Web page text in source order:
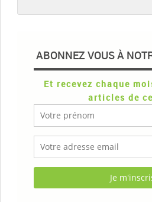
ABONNEZ VOUS À
Et recevez chaque
articles de